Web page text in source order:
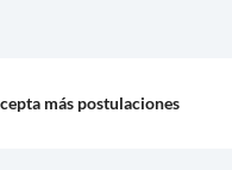
más postulaciones